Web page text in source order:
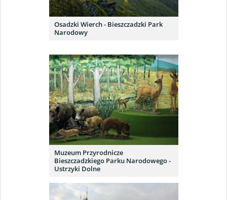
Osadzki Wierch - Bieszczadzki Park
Narodowy
Muzeum Przyrodnicze
Bieszczadzkiego Parku Narodowego -
Ustrzyki Dolne